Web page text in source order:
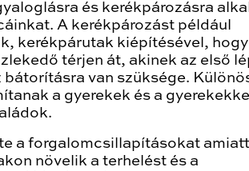
és kerékpározásra
A kerékpározást például
kerékpárutak kiépítésével,
térjen át, akinek az első
bátorításra van szüksége.
a gyerekek és a
a forgalomcsillapításokat
növelik a terhelést és a